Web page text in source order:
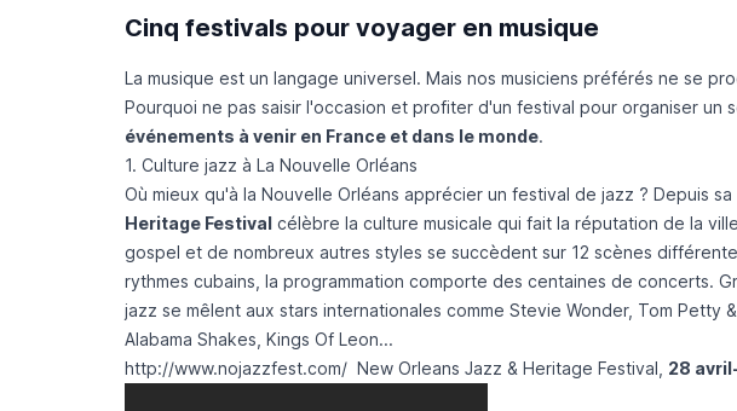
Cinq festivals pour voyager en musique
La musique est un langage universel. Mais nos musiciens préférés ne se
Pourquoi ne pas saisir l'occasion et profiter d'un festival pour organiser un
événements à venir en France et dans le monde.
1. Culture jazz à La Nouvelle Orléans
Où mieux qu'à la Nouvelle Orléans apprécier un festival de jazz ? Depuis sa
Heritage Festival célèbre la culture musicale qui fait la réputation de la
gospel et de nombreux autres styles se succèdent sur 12 scènes
rythmes cubains, la programmation comporte des centaines de concerts.
jazz se mêlent aux stars internationales comme Stevie Wonder, Tom Petty
Alabama Shakes, Kings Of Leon...
http://www.nojazzfest.com/ New Orleans Jazz & Heritage Festival, 28